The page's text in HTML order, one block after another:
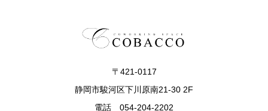
〒421-0117
静岡市駿河区下川原南21-30 2F
電話 054-204-2202